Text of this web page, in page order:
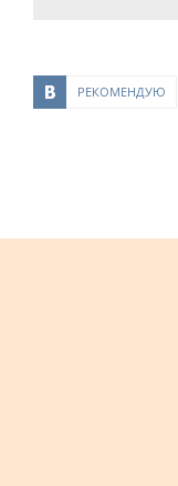
РЕКОМЕНДУЮ